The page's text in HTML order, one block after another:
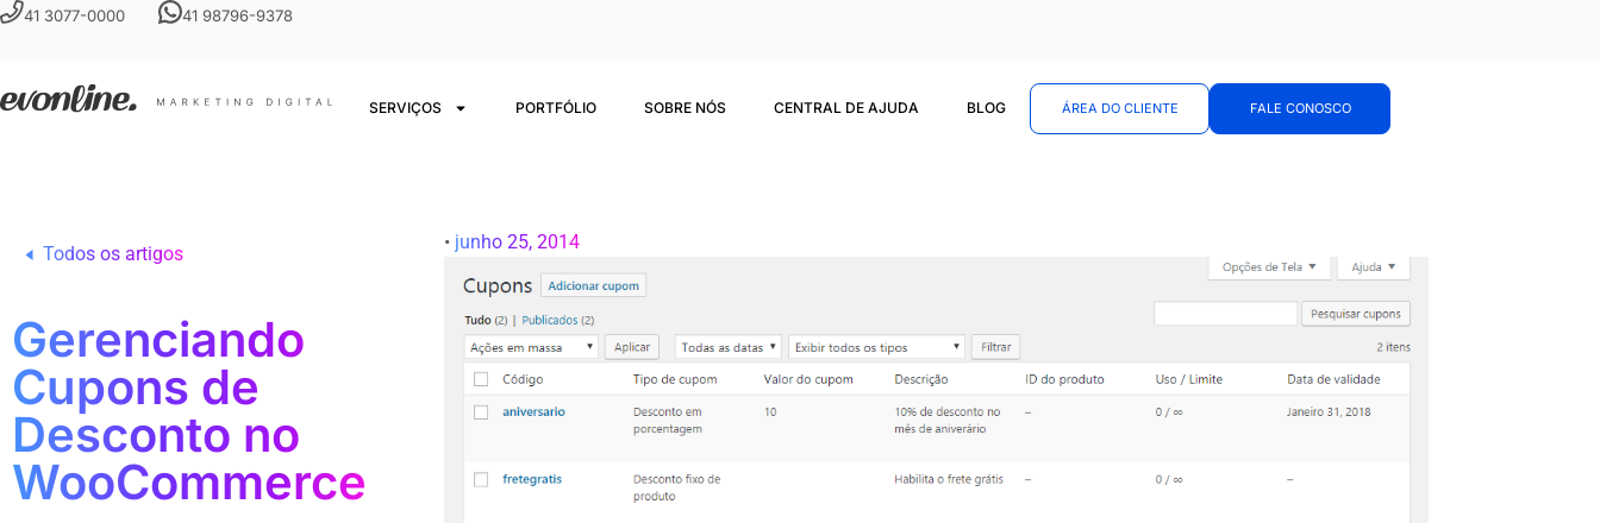
41 3077-0000 41 98796-9378
SERVIÇOS PORTFÓLIO SOBRE NÓS CENTRAL DE AJUDA BLOG ÁREA DO CLIENTE FALE CONOSCO
Todos os artigos
Gerenciando
Cupons de
Desconto no
WooCommerce
• junho 25, 2014